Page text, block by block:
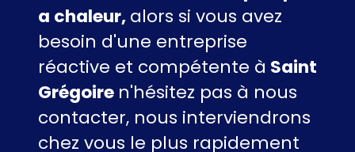
a chaleur,alors si vous avez
besoin d'une entreprise
réactive et compétente à Saint
Grégoire n'hésitez pas à nous
contacter, nous interviendrons
chez vous le plus rapidement